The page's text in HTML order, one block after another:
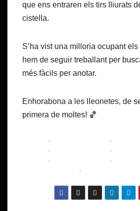
que ens entraren els tirs lliurats
cistella.
S’ha vist una milloria ocupant
hem de seguir treballant per
més fàcils per anotar.
Enhorabona a les lleonetes, de
primera de moltes! 🏀